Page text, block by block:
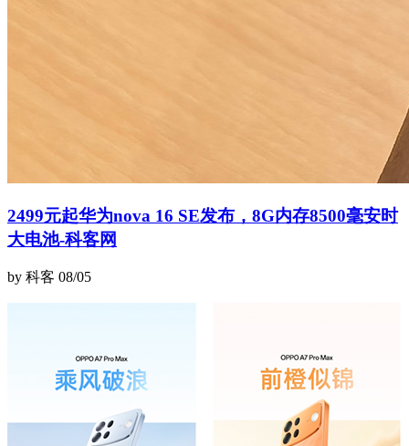
2499元起华为nova 16 SE发布，8G内存8500毫安时
大电池-科客网
by 科客 08/05